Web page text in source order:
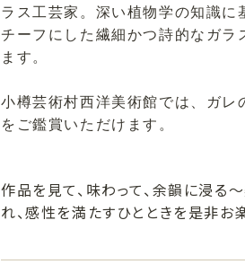
ラス工芸家。深い植物学の知識
チーフにした繊細かつ詩的なガラ
ます。
小樽芸術村西洋美術館では、ガレ
をご鑑賞いただけます。
作品を見て、味わって、余韻に浸
れ、感性を満たすひとときを是非お